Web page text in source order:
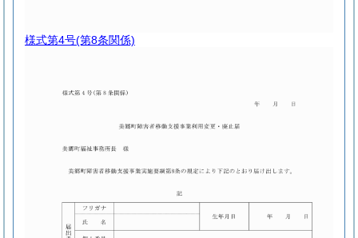
様式第4号(第8条関係)